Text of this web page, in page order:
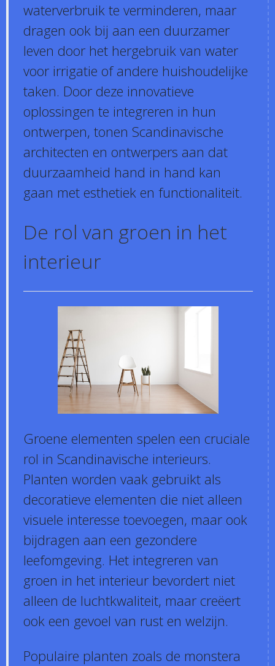
waterverbruik te verminderen, maar
dragen ook bij aan een duurzamer
leven door het hergebruik van water
voor irrigatie of andere huishoudelijke
taken. Door deze innovatieve
oplossingen te integreren in hun
ontwerpen, tonen Scandinavische
architecten en ontwerpers aan dat
duurzaamheid hand in hand kan
gaan met esthetiek en functionaliteit.
De rol van groen in het
interieur
Groene elementen spelen een cruciale
rol in Scandinavische interieurs.
Planten worden vaak gebruikt als
decoratieve elementen die niet alleen
visuele interesse toevoegen, maar ook
bijdragen aan een gezondere
leefomgeving. Het integreren van
groen in het interieur bevordert niet
alleen de luchtkwaliteit, maar creëert
ook een gevoel van rust en welzijn.
Populaire planten zoals de monstera